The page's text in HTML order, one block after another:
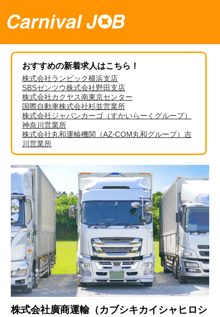
おすすめの新着求人はこちら！
株式会社ランビック横浜支店
SBSゼンツウ株式会社野田支店
株式会社カクヤス南東京センター
国際自動車株式会社杉並営業所
株式会社ジャパンカーゴ（すかいらーくグループ）
神奈川営業所
株式会社丸和運輸機関（AZ-COM丸和グループ）吉
川営業所
株式会社廣商運輸（カブシキカイシャヒロシ